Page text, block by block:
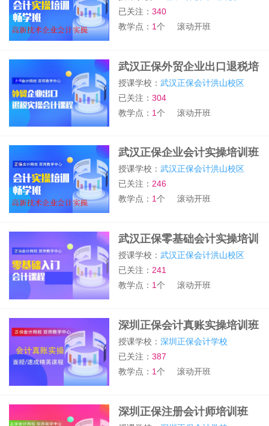
已关注：340
教学点： 1个 滚动开班
武汉正保外贸企业出口退税培
训班
授课学校：武汉正保会计洪山校区
已关注：304
教学点： 1个 滚动开班
武汉正保企业会计实操培训班
授课学校：武汉正保会计洪山校区
已关注：246
教学点： 1个 滚动开班
武汉正保零基础会计实操培训
班
授课学校：武汉正保会计洪山校区
已关注：241
教学点： 1个 滚动开班
深圳正保会计真账实操培训班
授课学校：深圳正保会计学校
已关注：387
教学点： 1个 滚动开班
深圳正保注册会计师培训班